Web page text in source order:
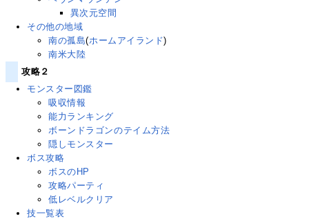
異次元空間
その他の地域
南の孤島(ホームアイランド)
南米大陸
攻略２
モンスター図鑑
吸収情報
能力ランキング
ボーンドラゴンのテイム方法
隠しモンスター
ボス攻略
ボスのHP
攻略パーティ
低レベルクリア
技一覧表